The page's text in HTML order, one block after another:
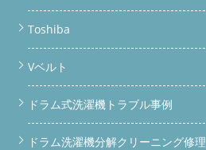
Toshiba
Vベルト
ドラム式洗濯機トラブル事例
ドラム洗濯機分解クリーニング修理